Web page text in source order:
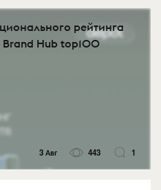
рейтинга
Brand Hub top100
3 Авг 443 1